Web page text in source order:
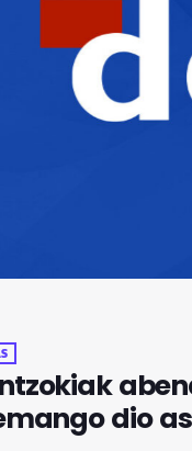
dio